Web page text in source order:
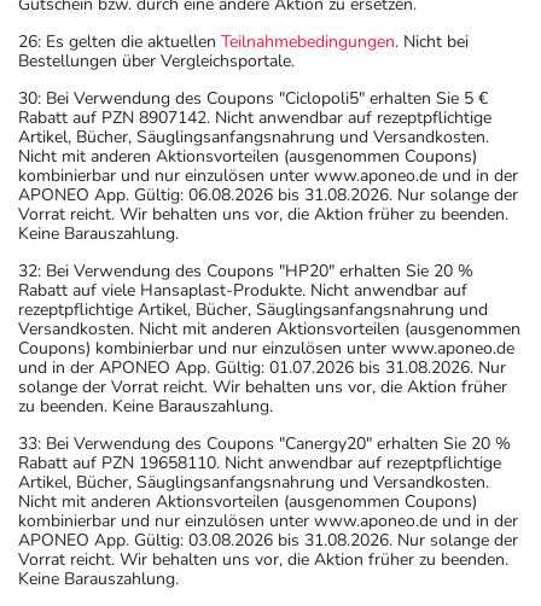
26: Es gelten die aktuellen Teilnahmebedingungen. Nicht bei
Bestellungen über Vergleichsportale.
30: Bei Verwendung des Coupons "Ciclopoli5" erhalten Sie 5 €
Rabatt auf PZN 8907142. Nicht anwendbar auf rezeptpflichtige
Artikel, Bücher, Säuglingsanfangsnahrung und Versandkosten.
Nicht mit anderen Aktionsvorteilen (ausgenommen Coupons)
kombinierbar und nur einzulösen unter www.aponeo.de und in der
APONEO App. Gültig: 06.08.2026 bis 31.08.2026. Nur solange der
Vorrat reicht. Wir behalten uns vor, die Aktion früher zu beenden.
Keine Barauszahlung.
32: Bei Verwendung des Coupons "HP20" erhalten Sie 20 %
Rabatt auf viele Hansaplast-Produkte. Nicht anwendbar auf
rezeptpflichtige Artikel, Bücher, Säuglingsanfangsnahrung und
Versandkosten. Nicht mit anderen Aktionsvorteilen (ausgenommen
Coupons) kombinierbar und nur einzulösen unter www.aponeo.de
und in der APONEO App. Gültig: 01.07.2026 bis 31.08.2026. Nur
solange der Vorrat reicht. Wir behalten uns vor, die Aktion früher
zu beenden. Keine Barauszahlung.
33: Bei Verwendung des Coupons "Canergy20" erhalten Sie 20 %
Rabatt auf PZN 19658110. Nicht anwendbar auf rezeptpflichtige
Artikel, Bücher, Säuglingsanfangsnahrung und Versandkosten.
Nicht mit anderen Aktionsvorteilen (ausgenommen Coupons)
kombinierbar und nur einzulösen unter www.aponeo.de und in der
APONEO App. Gültig: 03.08.2026 bis 31.08.2026. Nur solange der
Vorrat reicht. Wir behalten uns vor, die Aktion früher zu beenden.
Keine Barauszahlung.